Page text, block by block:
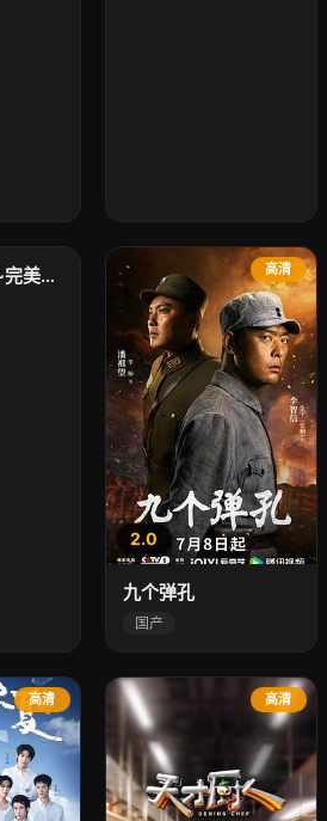
高清致亲爱的丈夫~完美妻子的谎言~ 高清
2.0
九个弹孔
国产
高清 高清